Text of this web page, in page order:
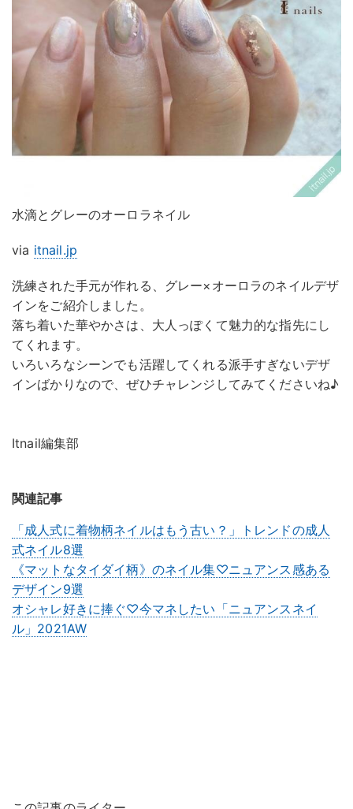
水滴とグレーのオーロラネイル
via itnail.jp
洗練された手元が作れる、グレー×オーロラのネイルデザ
インをご紹介しました。
落ち着いた華やかさは、大人っぽくて魅力的な指先にし
てくれます。
いろいろなシーンでも活躍してくれる派手すぎないデザ
インばかりなので、ぜひチャレンジしてみてくださいね♪
Itnail編集部
関連記事
「成人式に着物柄ネイルはもう古い？」トレンドの成人
式ネイル8選
《マットなタイダイ柄》のネイル集♡ニュアンス感ある
デザイン9選
オシャレ好きに捧ぐ♡今マネしたい「ニュアンスネイ
ル」2021AW